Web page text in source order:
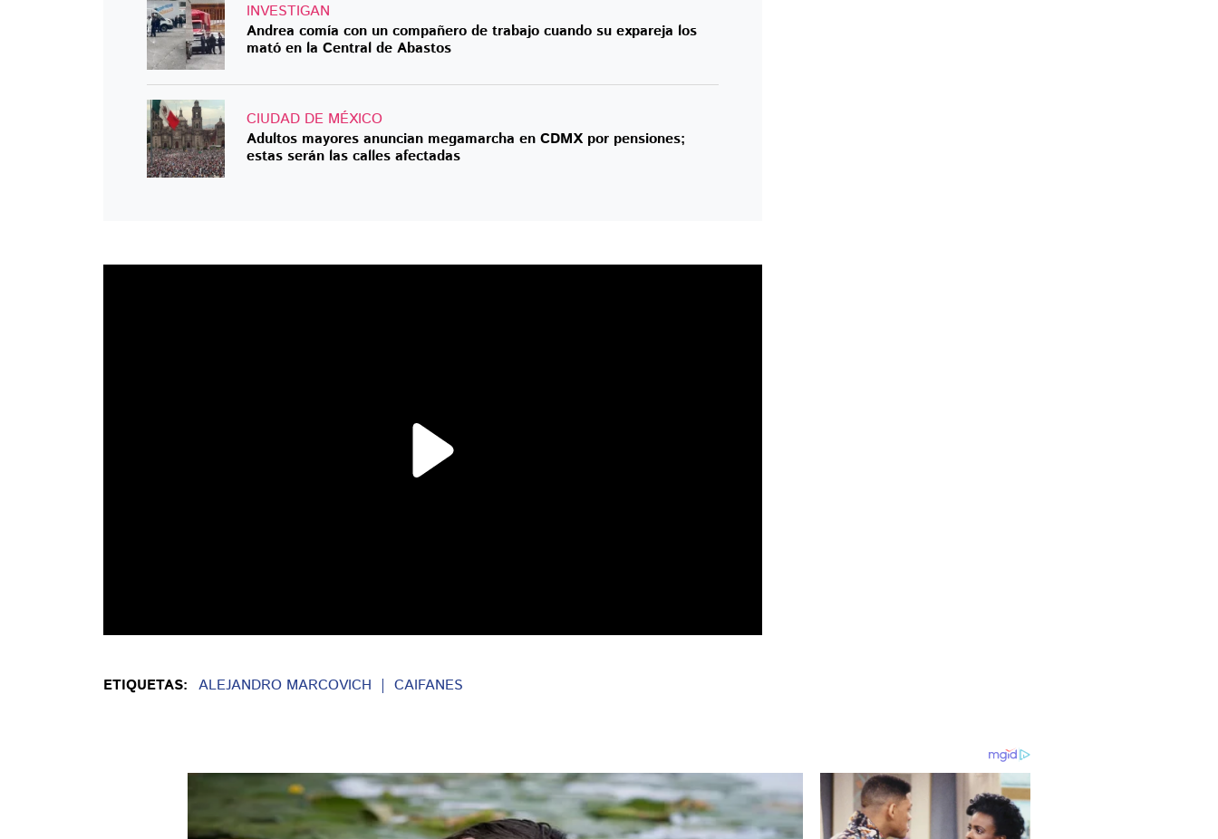
INVESTIGAN
Andrea comía con un compañero de trabajo cuando su expareja los
mató en la Central de Abastos
CIUDAD DE MÉXICO
Adultos mayores anuncian megamarcha en CDMX por pensiones;
estas serán las calles afectadas
ETIQUETAS: ALEJANDRO MARCOVICH CAIFANES